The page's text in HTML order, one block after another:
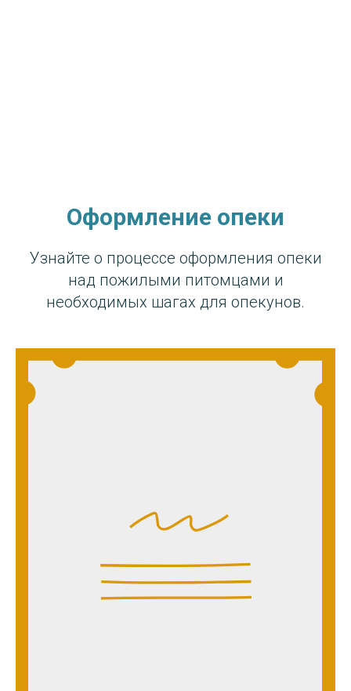
Оформление опеки
Узнайте о процессе оформления опеки
над пожилыми питомцами и
необходимых шагах для опекунов.